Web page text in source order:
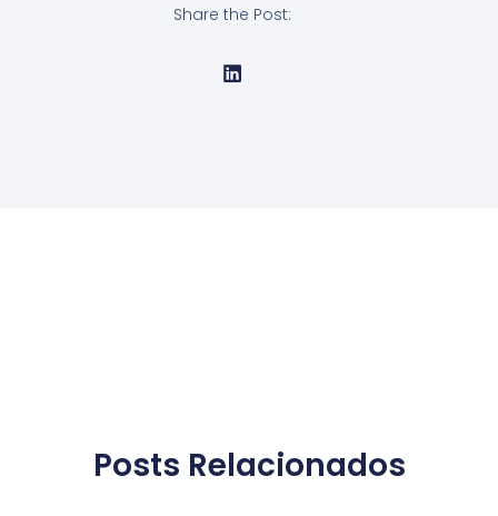
Share the Post:
Posts Relacionados